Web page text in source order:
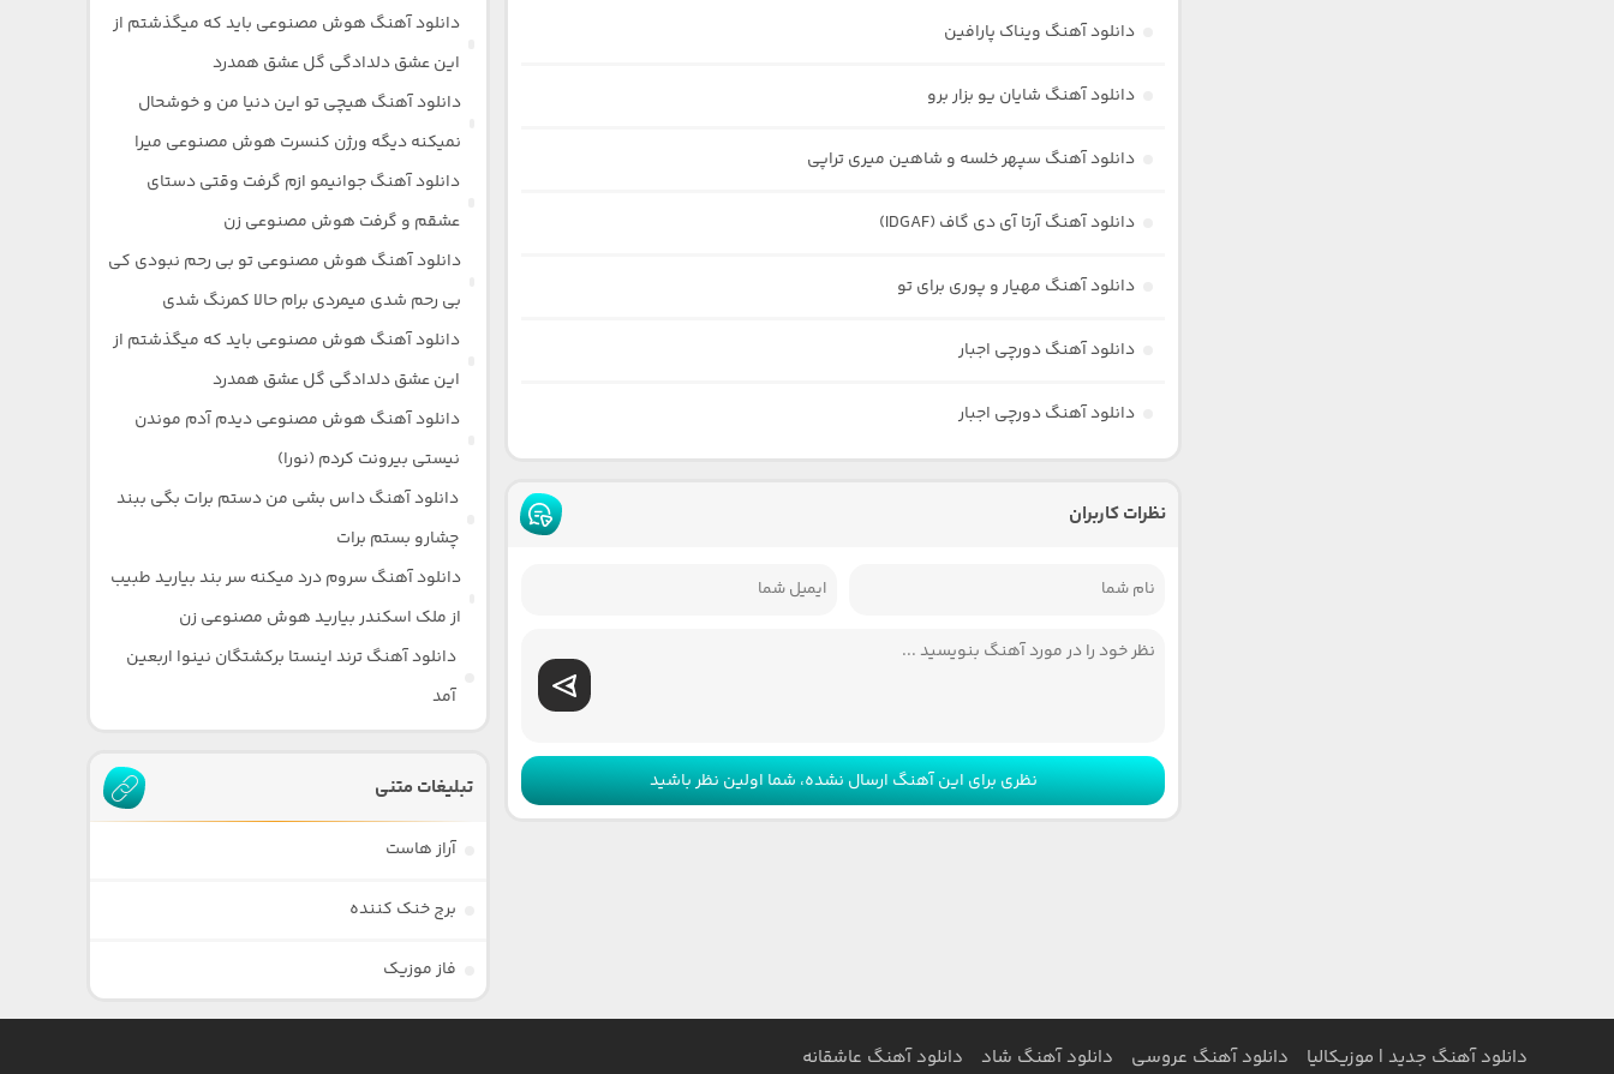
دانلود آهنگ ویناک پارافین
دانلود آهنگ شایان یو بزار برو
دانلود آهنگ سپهر خلسه و شاهین میری تراپی
دانلود آهنگ آرتا آی دی گاف (IDGAF)
دانلود آهنگ مهیار و پوری برای تو
دانلود آهنگ دورچی اجبار
دانلود آهنگ دورچی اجبار
نظرات کاربران
نظری برای این آهنگ ارسال نشده، شما اولین نظر باشید
دانلود آهنگ هوش مصنوعی باید که میگذشتم از
این عشق دلدادگی گل عشق همدرد
دانلود آهنگ هیچی تو این دنیا من و خوشحال
نمیکنه دیگه ورژن کنسرت هوش مصنوعی میرا
دانلود آهنگ جوانیمو ازم گرفت وقتی دستای
عشقم و گرفت هوش مصنوعی زن
دانلود آهنگ هوش مصنوعی تو بی رحم نبودی کی
بی رحم شدی میمردی برام حالا کمرنگ شدی
دانلود آهنگ هوش مصنوعی باید که میگذشتم از
این عشق دلدادگی گل عشق همدرد
دانلود آهنگ هوش مصنوعی دیدم آدم موندن
نیستی بیرونت کردم (نورا)
دانلود آهنگ داس بشی من دستم برات بگی ببند
چشارو بستم برات
دانلود آهنگ سروم درد میکنه سر بند بیارید طبیب
از ملک اسکندر بیارید هوش مصنوعی زن
دانلود آهنگ ترند اینستا برکشتگان نینوا اربعین
آمد
تبلیغات متنی
آراز هاست
برج خنک کننده
فاز موزیک
دانلود آهنگ جدید | موزیکالیا دانلود آهنگ عروسی دانلود آهنگ شاد دانلود آهنگ عاشقانه